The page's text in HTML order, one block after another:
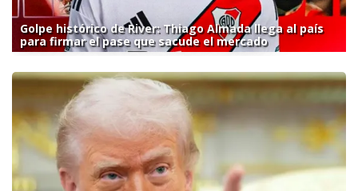
Golpe histórico de River: Thiago Almada llega al país
para firmar el pase que sacude el mercado